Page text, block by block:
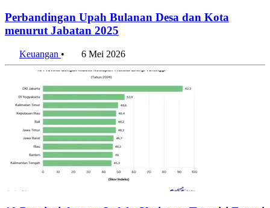
Perbandingan Upah Bulanan Desa dan Kota
menurut Jabatan 2025
Keuangan • 6 Mei 2026